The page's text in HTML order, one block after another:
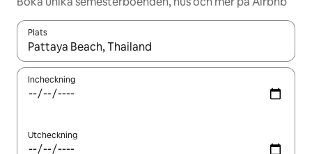
Plats
När resultaten är tillgängliga kan du navigera med upp- och
Incheckning
Utcheckning